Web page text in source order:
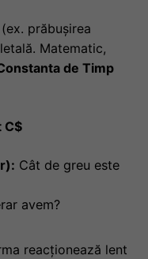
prăbușirea
Matematic,
de Timp
C$
Cât de greu este
avem?
reacționează lent